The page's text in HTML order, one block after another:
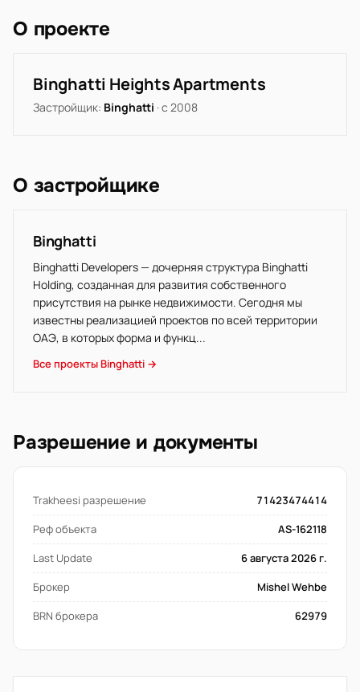
О проекте
Binghatti Heights Apartments
Застройщик: Binghatti · с 2008
О застройщике
Binghatti
Binghatti Developers — дочерняя структура Binghatti
Holding, созданная для развития собственного
присутствия на рынке недвижимости. Сегодня мы
известны реализацией проектов по всей территории
ОАЭ, в которых форма и функц...
Все проекты Binghatti →
Разрешение и документы
Trakheesi разрешение
71423474414
Реф объекта
AS-162118
Last Update
6 августа 2026 г.
Брокер
Mishel Wehbe
BRN брокера
62979